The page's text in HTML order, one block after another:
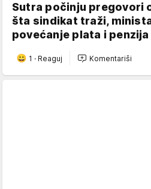
Sutra počinju pregovori
šta sindikat traži,
povećanje plata i penzija
1 · Reaguj Komentariši